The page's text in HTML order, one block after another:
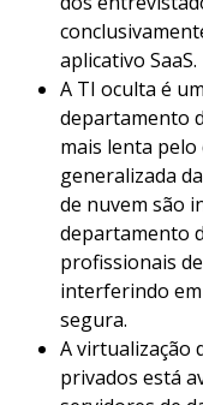
aplicativo SaaS.
A TI oculta é
departamento
mais lenta
generalizada
de nuvem são
departamento
profissionais
interferindo em
segura.
A virtualização
privados está